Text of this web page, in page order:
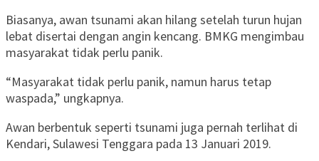
Biasanya, awan tsunami akan hilang setelah turun hujan
lebat disertai dengan angin kencang. BMKG mengimbau
masyarakat tidak perlu panik.
“Masyarakat tidak perlu panik, namun harus tetap
waspada,” ungkapnya.
Awan berbentuk seperti tsunami juga pernah terlihat di
Kendari, Sulawesi Tenggara pada 13 Januari 2019.